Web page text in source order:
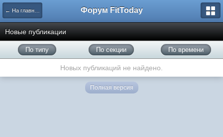
← На главную Форум FitToday
Новые публикации
По типу По секции По времени
Новых публикаций не найдено.
Полная версия